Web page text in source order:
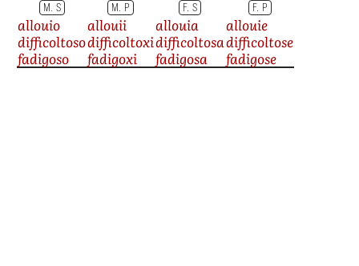
M. S M. P F. S F. P
allouio allouii allouia
allouie
difficoltosodifficoltoxidifficoltosadifficoltose
fadigoso
fadigoxi fadigosa fadigose